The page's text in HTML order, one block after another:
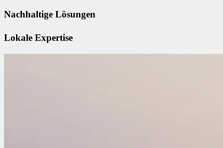
Nachhaltige Lösungen
Lokale Expertise